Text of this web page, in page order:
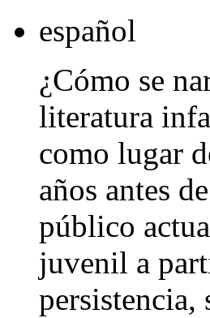
español
¿Cómo se
literatura
como lugar
años antes
público
juvenil a
persistencia,